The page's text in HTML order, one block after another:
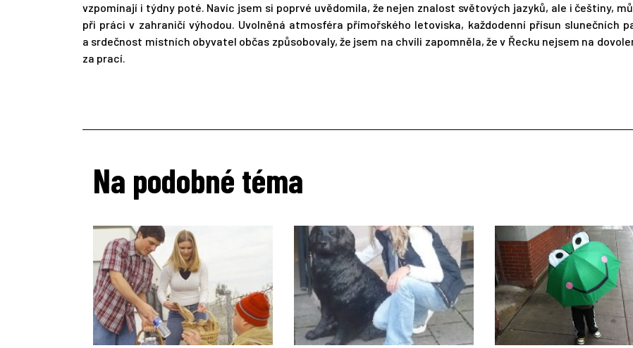
vzpomínají i týdny poté. Navíc jsem si poprvé uvědomila, že nejen znalost světových jazyků, ale i češtiny,
při práci v zahraničí výhodou. Uvolněná atmosféra přímořského letoviska, každodenní přísun slunečních
a srdečnost místních obyvatel občas způsobovaly, že jsem na chvíli zapomněla, že v Řecku nejsem na
za prací.
Na podobné téma